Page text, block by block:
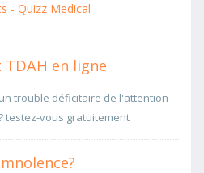
- Quizz Medical
en ligne
trouble déficitaire de l'attention
testez-vous gratuitement